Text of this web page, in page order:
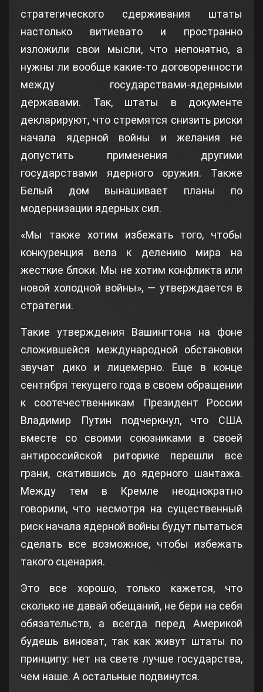
стратегического сдерживания штаты
настолько витиевато и пространно
изложили свои мысли, что непонятно, а
нужны ли вообще какие-то договоренности
между государствами-ядерными
державами. Так, штаты в документе
декларируют, что стремятся снизить риски
начала ядерной войны и желания не
допустить применения другими
государствами ядерного оружия. Также
Белый дом вынашивает планы по
модернизации ядерных сил.
«Мы также хотим избежать того, чтобы
конкуренция вела к делению мира на
жесткие блоки. Мы не хотим конфликта или
новой холодной войны», — утверждается в
стратегии.
Такие утверждения Вашингтона на фоне
сложившейся международной обстановки
звучат дико и лицемерно. Еще в конце
сентября текущего года в своем обращении
к соотечественникам Президент России
Владимир Путин подчеркнул, что США
вместе со своими союзниками в своей
антироссийской риторике перешли все
грани, скатившись до ядерного шантажа.
Между тем в Кремле неоднократно
говорили, что несмотря на существенный
риск начала ядерной войны будут пытаться
сделать все возможное, чтобы избежать
такого сценария.
Это все хорошо, только кажется, что
сколько не давай обещаний, не бери на себя
обязательств, а всегда перед Америкой
будешь виноват, так как живут штаты по
принципу: нет на свете лучше государства,
чем наше. А остальные подвинутся.